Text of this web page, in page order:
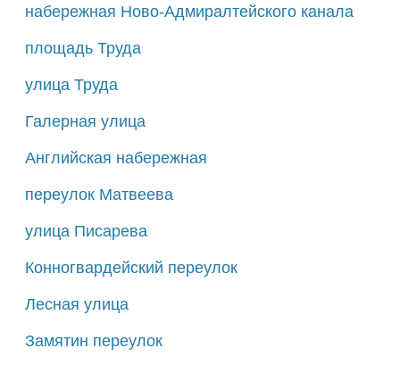
набережная Ново-Адмиралтейского канала
площадь Труда
улица Труда
Галерная улица
Английская набережная
переулок Матвеева
улица Писарева
Конногвардейский переулок
Лесная улица
Замятин переулок